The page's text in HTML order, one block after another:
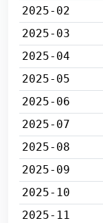
2025-02
2025-03
2025-04
2025-05
2025-06
2025-07
2025-08
2025-09
2025-10
2025-11